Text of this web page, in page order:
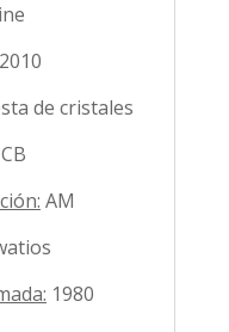
de cristales
AM
1980